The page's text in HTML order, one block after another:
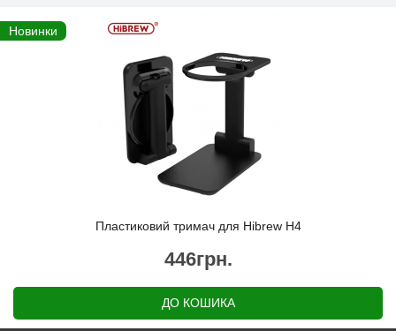
Новинки
Пластиковий тримач для Hibrew H4
446грн.
ДО КОШИКА